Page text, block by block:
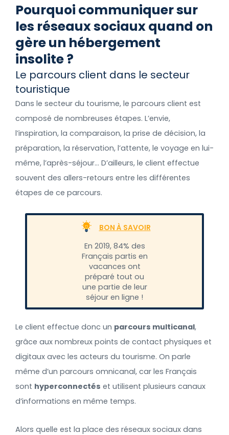
Pourquoi communiquer sur
les réseaux sociaux quand on
gère un hébergement
insolite ?
Le parcours client dans le secteur
touristique
Dans le secteur du tourisme, le parcours client est
composé de nombreuses étapes. L’envie,
l’inspiration, la comparaison, la prise de décision, la
préparation, la réservation, l’attente, le voyage en lui-
même, l’après-séjour… D’ailleurs, le client effectue
souvent des allers-retours entre les différentes
étapes de ce parcours.
BON À SAVOIR
En 2019, 84% des
Français partis en
vacances ont
préparé tout ou
une partie de leur
séjour en ligne !
Le client effectue donc un parcours multicanal,
grâce aux nombreux points de contact physiques et
digitaux avec les acteurs du tourisme. On parle
même d’un parcours omnicanal, car les Français
sont hyperconnectés et utilisent plusieurs canaux
d’informations en même temps.
Alors quelle est la place des réseaux sociaux dans